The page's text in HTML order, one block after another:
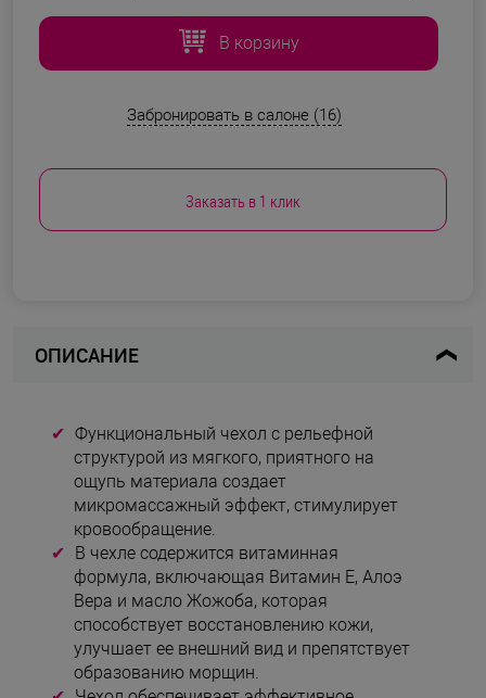
В корзину
Забронировать в салоне (16)
Заказать в 1 клик
ОПИСАНИЕ
Функциональный чехол с рельефной
структурой из мягкого, приятного на
ощупь материала создает
микромассажный эффект, стимулирует
кровообращение.
В чехле содержится витаминная
формула, включающая Витамин E, Алоэ
Вера и масло Жожоба, которая
способствует восстановлению кожи,
улучшает ее внешний вид и препятствует
образованию морщин.